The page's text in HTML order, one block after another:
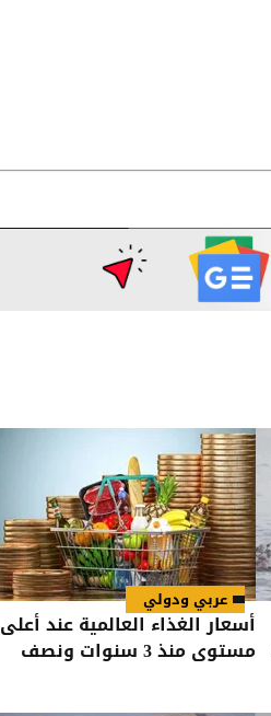
عربي ودولي
أسعار الغذاء العالمية عند أعلى
مستوى منذ 3 سنوات ونصف